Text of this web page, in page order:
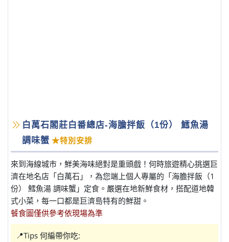
白萬石閣莊白番總店-海膽拌飯（1份） 鱈魚湯
調味蟹 ★特別安排
來到海線城市，鮮美海味絕對是重頭戲！何時旅遊精心挑選巨
濟在地名店「白萬石」，為您端上個人專屬的「海膽拌飯（1
份） 鱈魚湯 調味蟹」定食。嚴選在地新鮮食材，搭配道地韓
式小菜，每一口都是巨濟島特有的鮮甜。
餐食圖僅供參考依現場為準
📍Tips 何編帶你吃: